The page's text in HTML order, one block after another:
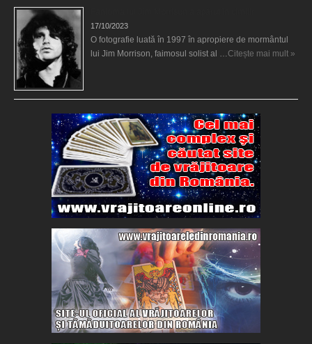
17/10/2023
O fotografie luată în 1997 în apropiere de mormântul
lui Jim Morrison, faimosul solist al …Citește mai mult »